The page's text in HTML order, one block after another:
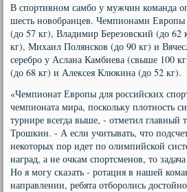
В спортивном самбо у мужчин команда
шесть новобранцев. Чемпионами
(до 57 кг), Владимир Березовский (до
кг), Михаил Полянсков (до 90 кг) и
серебро у Аслана Камбиева (свыше 100
(до 68 кг) и Алексея Клюкина (до 52 кг).
«Чемпионат Европы для российских
чемпионата мира, поскольку плотность
турнире всегда выше, - отметил
Трошкин. - А если учитывать, что
некоторых пор идет по олимпийской
наград, а не очкам спортсменов, то
Но я могу сказать - ротация в нашей
направлении, ребята отборолись